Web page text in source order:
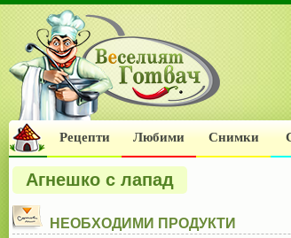
Рецепти Любими Снимки
Агнешко с лапад
НЕОБХОДИМИ ПРОДУКТИ